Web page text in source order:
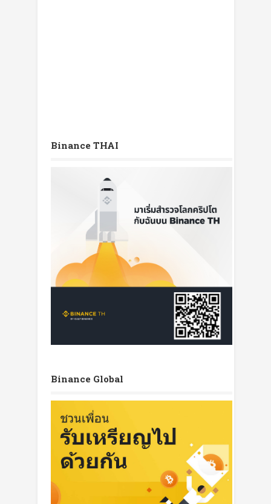
Binance THAI
Binance Global